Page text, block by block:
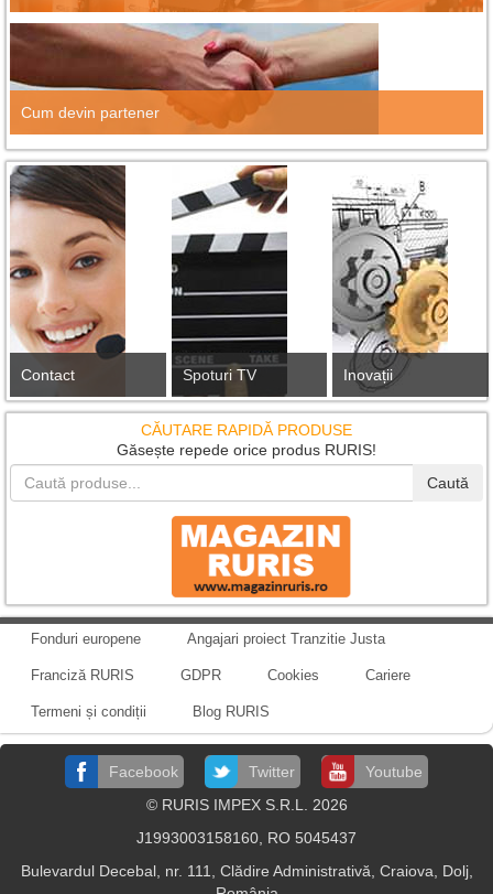
Cum devin partener
Contact Spoturi TV Inovații
CĂUTARE RAPIDĂ PRODUSE
Găsește repede orice produs RURIS!
Caută
Fonduri europene Angajari proiect Tranzitie Justa
Franciză RURIS GDPR Cookies Cariere
Termeni și condiții Blog RURIS
Facebook Twitter
Youtube
© RURIS IMPEX S.R.L. 2026
J1993003158160, RO 5045437
Bulevardul Decebal, nr. 111, Clădire Administrativă, Craiova, Dolj,